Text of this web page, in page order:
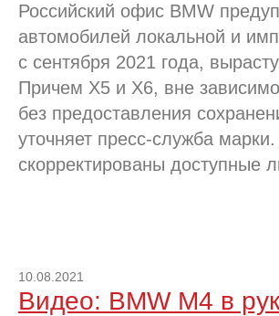
Российский офис BMW
автомобилей локальной и
с сентября 2021 года,
Причем X5 и X6, вне
без предоставления
уточняет пресс-служба
скорректированы доступные
10.08.2021
Видео: BMW M4 в